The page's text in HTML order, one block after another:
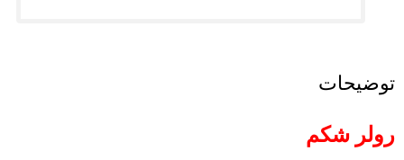
توضیحات
رولر شکم